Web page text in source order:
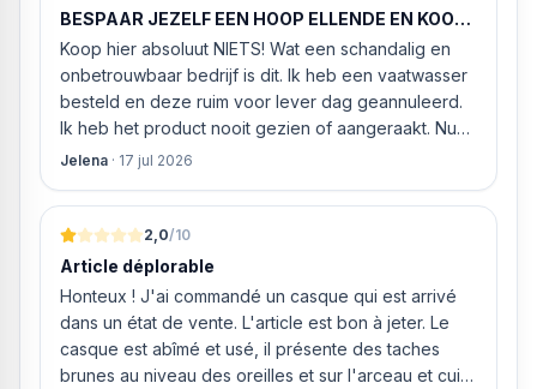
medewerker gaf aan dat, als we gelijk via de
website gingen bestellen en betalen, hij z’n best
ging doen om ‘s middags nog te leveren. Het
bleken geen loze woorden: om 16.00 uur werd de
Neff vaatwasser geleverd en ver
BESPAAR JEZELF EEN HOOP ELLENDE EN KOOP
HIER NIETS!
Koop hier absoluut NIETS! Wat een schandalig en
onbetrouwbaar bedrijf is dit. Ik heb een vaatwasser
besteld en deze ruim voor lever dag geannuleerd.
Ik heb het product nooit gezien of aangeraakt. Nu
weigeren ze gewoon om mijn geld volledig terug te
van MIJN geld inhouden!
Jelena · 17 jul 2026
2,0/10
Article déplorable
Honteux ! J'ai commandé un casque qui est arrivé
dans un état de vente. L'article est bon à jeter. Le
casque est abîmé et usé, il présente des taches
brunes au niveau des oreilles et sur l'arceau et cuir